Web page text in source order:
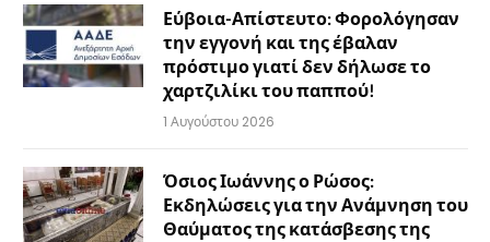
Εύβοια-Απίστευτο: Φορολόγησαν
την εγγονή και της έβαλαν
πρόστιμο γιατί δεν δήλωσε το
χαρτζιλίκι του παππού!
1 Αυγούστου 2026
Όσιος Ιωάννης ο Ρώσος:
Εκδηλώσεις για την Ανάμνηση του
Θαύματος της κατάσβεσης της